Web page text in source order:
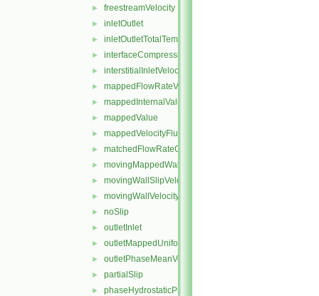
► freestreamVelocity
► inletOutlet
► inletOutletTotalTemperature
► interfaceCompression
► interstitialInletVelocity
► mappedFlowRateVelocity
► mappedInternalValue
► mappedValue
► mappedVelocityFlux
► matchedFlowRateOutletVelocity
► movingMappedWallVelocity
► movingWallSlipVelocity
► movingWallVelocity
► noSlip
► outletInlet
► outletMappedUniformInlet
► outletPhaseMeanVelocity
► partialSlip
► phaseHydrostaticPressure